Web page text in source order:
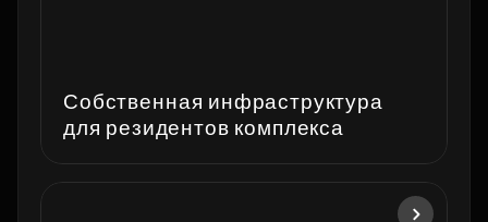
Собственная инфраструктура
для резидентов комплекса